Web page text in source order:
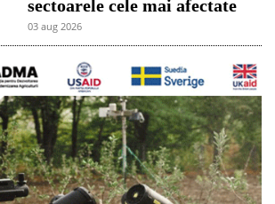
sectoarele cele mai afectate
03 aug 2026